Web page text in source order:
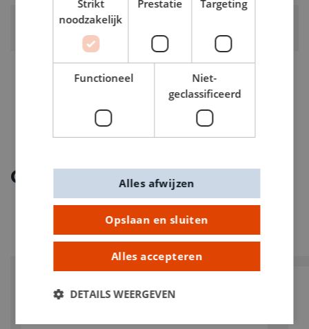
ARTIKELNUMMER
Ontdek meer
Strikt
noodzakelijk
Prestatie Targeting
Functioneel
Niet-
geclassificeerd
Opslaan en sluiten
Alles accepteren
Alles afwijzen
DETAILS WEERGEVEN